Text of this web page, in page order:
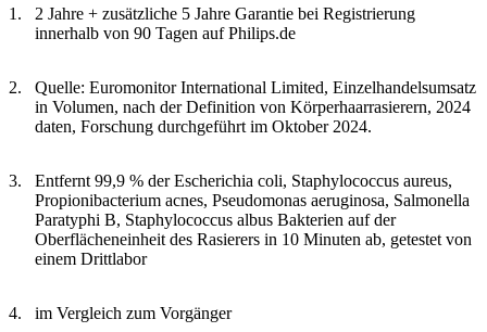
2 Jahre + zusätzliche 5 Jahre Garantie bei Registrierung
innerhalb von 90 Tagen auf Philips.de
Quelle: Euromonitor International Limited, Einzelhandelsumsatz
in Volumen, nach der Definition von Körperhaarrasierern, 2024
daten, Forschung durchgeführt im Oktober 2024.
Entfernt 99,9 % der Escherichia coli, Staphylococcus aureus,
Propionibacterium acnes, Pseudomonas aeruginosa, Salmonella
Paratyphi B, Staphylococcus albus Bakterien auf der
Oberflächeneinheit des Rasierers in 10 Minuten ab, getestet von
einem Drittlabor
im Vergleich zum Vorgänger